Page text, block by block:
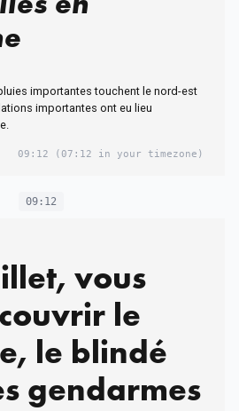
importantes touchent le nord-est
importantes ont eu lieu
09:12 (07:12 in your timezone)
09:12
vous
le
le blindé
gendarmes